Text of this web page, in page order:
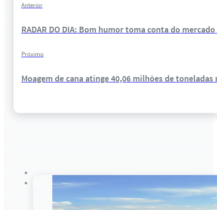
Anterior
RADAR DO DIA: Bom humor toma conta do
Próximo
Moagem de cana atinge 40,06 milhões de